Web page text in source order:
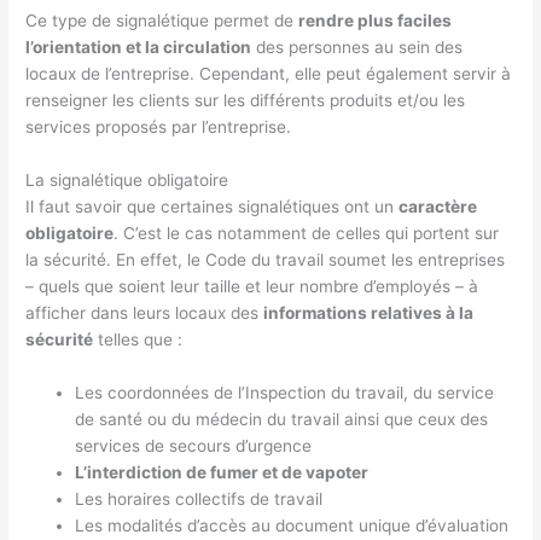
Ce type de signalétique permet de rendre plus faciles
l’orientation et la circulation des personnes au sein des
locaux de l’entreprise. Cependant, elle peut également servir à
renseigner les clients sur les différents produits et/ou les
services proposés par l’entreprise.
La signalétique obligatoire
Il faut savoir que certaines signalétiques ont uncaractère
obligatoire. C’est le cas notamment de celles qui portent sur
la sécurité. En effet, le Code du travail soumet les entreprises
– quels que soient leur taille et leur nombre d’employés – à
afficher dans leurs locaux des informations relatives à la
sécurité telles que :
Les coordonnées de l’Inspection du travail, du service
de santé ou du médecin du travail ainsi que ceux des
services de secours d’urgence
L’interdiction de fumer et de vapoter
Les horaires collectifs de travail
Les modalités d’accès au document unique d’évaluation